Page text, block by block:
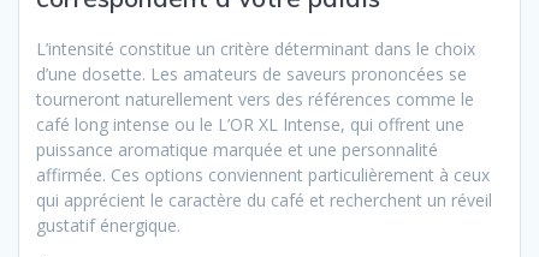
L’intensité constitue un critère déterminant dans le choix
d’une dosette. Les amateurs de saveurs prononcées se
tourneront naturellement vers des références comme le
café long intense ou le L’OR XL Intense, qui offrent une
puissance aromatique marquée et une personnalité
affirmée. Ces options conviennent particulièrement à ceux
qui apprécient le caractère du café et recherchent un réveil
gustatif énergique.